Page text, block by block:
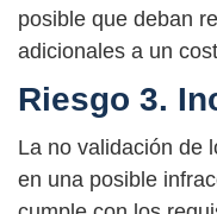
posible que deban
adicionales a un
Riesgo 3.
La no validación de
en una posible